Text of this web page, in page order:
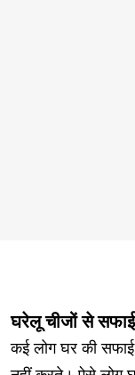
घरेलू चीजों से सफाई
कई लोग घर की